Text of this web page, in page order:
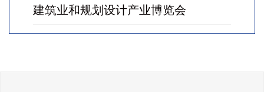
建筑业和规划设计产业博览会